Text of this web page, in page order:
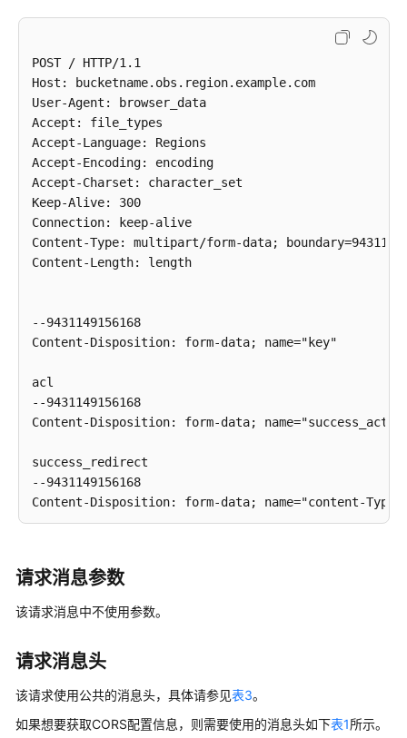
参
视
频
帮
助
常
见
问
题
术
语
更
多
文
用
户
指
（阿
布
扎
域）
参
POST / HTTP/1.1
Host: bucketname.obs.region.example.com
User-Agent: browser_data
Accept: file_types
Accept-Language: Regions
Accept-Encoding: encoding
Accept-Charset: character_set
Keep-Alive: 300
Connection: keep-alive
Content-Type: multipart/form-data;
Content-Length: length
--9431149156168
Content-Disposition: form-data; name="key"
acl
--9431149156168
Content-Disposition: form-data;
success_redirect
--9431149156168
Content-Disposition: form-data; name="content-
Content-Disposition: form-data; name="x-obs-meta-
uuid
Content-Disposition: form-data; name="x-obs-meta-
metadata
--9431149156168
请求消息参数
该请求消息中不使用参数。
请求消息头
该请求使用公共的消息头，具体请参见表3。
如果想要获取CORS配置信息，则需要使用的消息头如下表1所示。